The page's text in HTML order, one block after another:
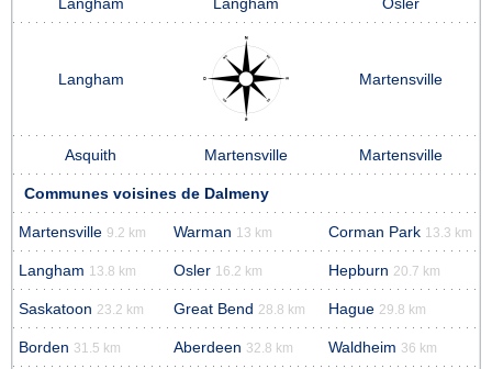
Langham Langham Osler
Langham Martensville
Asquith Martensville Martensville
Communes voisines de Dalmeny
Martensville 9.2 km Warman 13 km Corman Park 13.3 km
Langham 13.8 km Osler 16.2 km Hepburn 20.7 km
Saskatoon 23.2 km Great Bend 28.8 km Hague 29.8 km
Borden 31.5 km Aberdeen 32.8 km Waldheim 36 km